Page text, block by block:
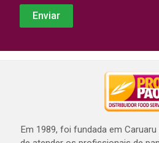
Em 1989, foi fundada em